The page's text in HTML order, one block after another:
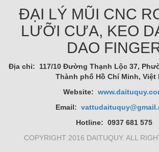
ĐẠI LÝ MŨI CNC
LƯỠI CƯA, KEO
DAO
Địa chỉ: 117/10 Đường Thạnh Lộc 37,
Thành phố Hồ Chí Minh, Việt
Website:
Email:
Hotline: 0937 681 575
COPYRIGHT 2016 DAITUQUY. ALL